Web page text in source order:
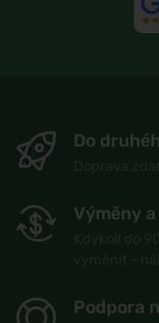
Do
Výměny
Podpora